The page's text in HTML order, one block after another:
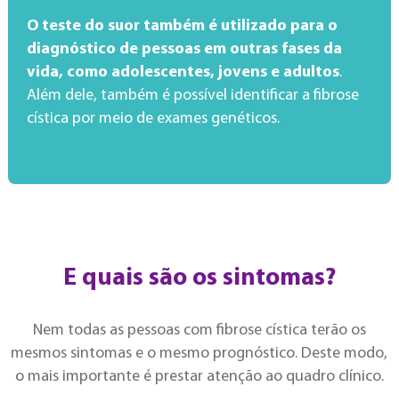
O teste do suor também é utilizado para o
diagnóstico de pessoas em outras fases da
vida, como adolescentes, jovens e adultos.
Além dele, também é possível identificar a fibrose
cística por meio de exames genéticos.
E quais são os sintomas?
Nem todas as pessoas com fibrose cística terão os
mesmos sintomas e o mesmo prognóstico. Deste modo,
o mais importante é prestar atenção ao quadro clínico.